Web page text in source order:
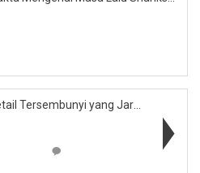
Seven Deadly Sins: 10 Detail Tersembunyi yang Jara...